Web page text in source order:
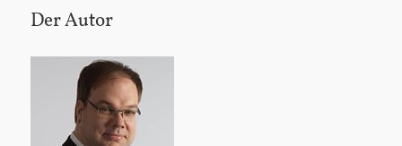
Sidebar
Der Autor